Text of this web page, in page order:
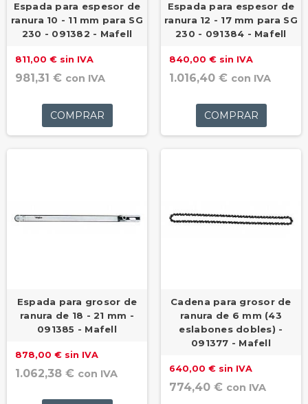
Espada para espesor de
ranura 10 - 11 mm para SG
230 - 091382 - Mafell
811,00 € sin IVA
981,31 € con IVA
COMPRAR
Espada para espesor de
ranura 12 - 17 mm para SG
230 - 091384 - Mafell
840,00 € sin IVA
1.016,40 € con IVA
COMPRAR
Espada para grosor de
ranura de 18 - 21 mm -
091385 - Mafell
878,00 € sin IVA
1.062,38 € con IVA
Cadena para grosor de
ranura de 6 mm (43
eslabones dobles) -
091377 - Mafell
640,00 € sin IVA
774,40 € con IVA